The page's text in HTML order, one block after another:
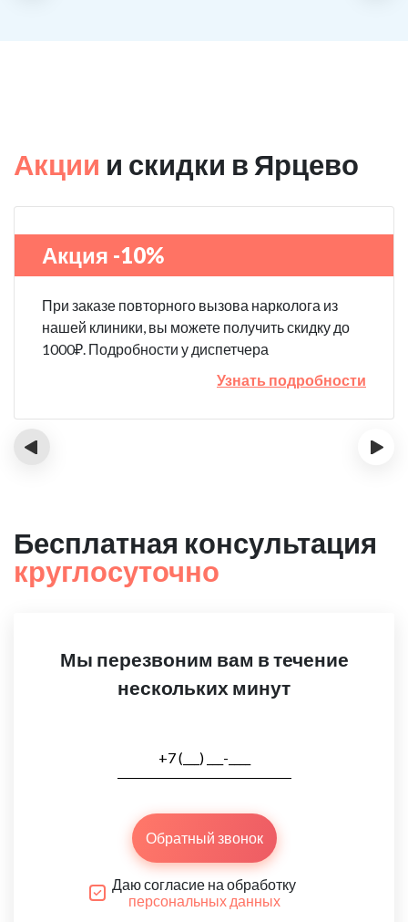
Акции и скидки в Ярцево
Акция -10%
При заказе повторного вызова нарколога из
нашей клиники, вы можете получить скидку до
1000₽. Подробности у диспетчера
Узнать подробности
‹ ›
Бесплатная консультация
круглосуточно
Мы перезвоним вам в течение
нескольких минут
Обратный звонок
Даю согласие на обработку
персональных данных